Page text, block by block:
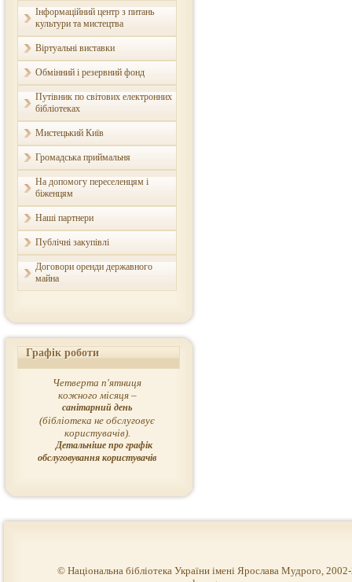
Інформаційний центр з питань
культури та мистецтва
Віртуальні виставки
Обмінний і резервний фонд
Путівник по світових електронних
бібліотеках
Мистецький Київ
Громадська приймальня
На допомогу переселенцям і
біженцям
Наші партнери
Публічні закупівлі
Договори оренди державного
майна
Графік роботи
Четверта п'ятниця
кожного місяця –
санітарний день
(бібліотека не обслуговує
користувачів).
Детальніше про графік
обслуговування користувачів
© Національна бібліотека України імені Ярослава Мудрого,